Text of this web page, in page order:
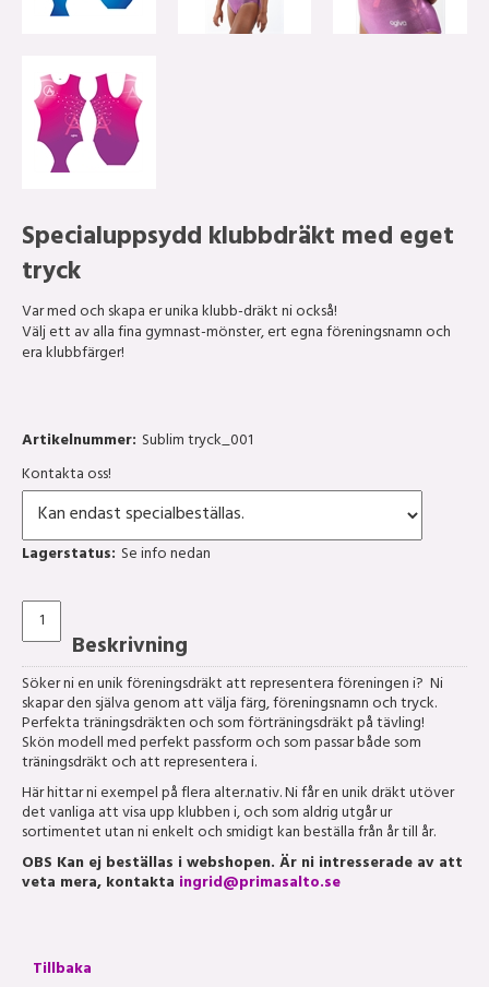
Specialuppsydd klubbdräkt med eget
tryck
Var med och skapa er unika klubb-dräkt ni också!
Välj ett av alla fina gymnast-mönster, ert egna föreningsnamn och
era klubbfärger!
Artikelnummer: Sublim tryck_001
Kontakta oss!
Lagerstatus: Se info nedan
Beskrivning
Söker ni en unik föreningsdräkt att representera föreningen i? Ni
skapar den själva genom att välja färg, föreningsnamn och tryck.
Perfekta träningsdräkten och som förträningsdräkt på tävling!
Skön modell med perfekt passform och som passar både som
träningsdräkt och att representera i.
Här hittar ni exempel på flera alter.nativ. Ni får en unik dräkt utöver
det vanliga att visa upp klubben i, och som aldrig utgår ur
sortimentet utan ni enkelt och smidigt kan beställa från år till år.
OBS Kan ej beställas i webshopen. Är ni intresserade av att
veta mera, kontakta ingrid@primasalto.se
Tillbaka